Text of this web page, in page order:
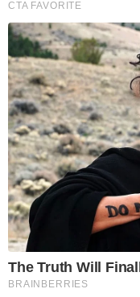
CTA FAVORITE
The Truth Will
BRAINBERRIES